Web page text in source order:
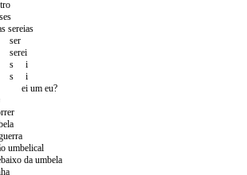
sereias
i
i
eu?
umbelical
da umbela